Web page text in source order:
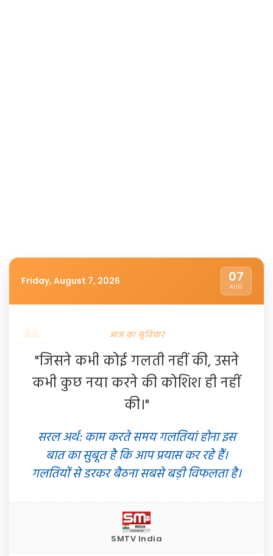
Friday, August 7, 2026 07
AUG
आज का सुविचार
"जिसने कभी कोई गलती नहीं की, उसने
कभी कुछ नया करने की कोशिश ही नहीं
की।"
सरल अर्थ: काम करते समय गलतियां होना इस
बात का सुबूत है कि आप प्रयास कर रहे हैं।
गलतियों से डरकर बैठना सबसे बड़ी विफलता है।
SMTV India